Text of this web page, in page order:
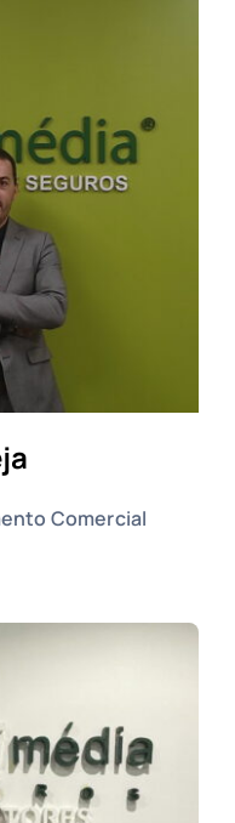
Comercial